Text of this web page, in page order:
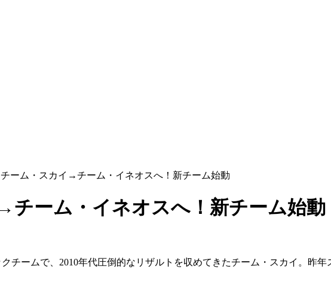
チーム・スカイ→チーム・イネオスへ！新チーム始動
チーム・イネオスへ！新チーム始動
チームで、2010年代圧倒的なリザルトを収めてきたチーム・スカイ。昨